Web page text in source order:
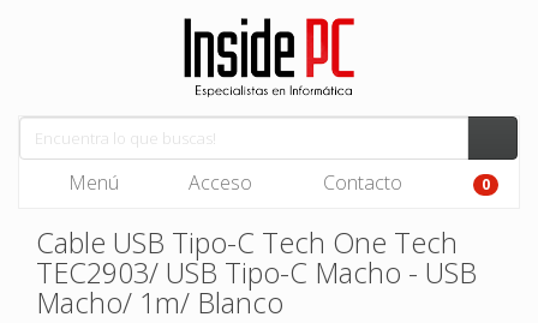
Menú Acceso Contacto 0
Cable USB Tipo-C Tech One Tech
TEC2903/ USB Tipo-C Macho - USB
Macho/ 1m/ Blanco